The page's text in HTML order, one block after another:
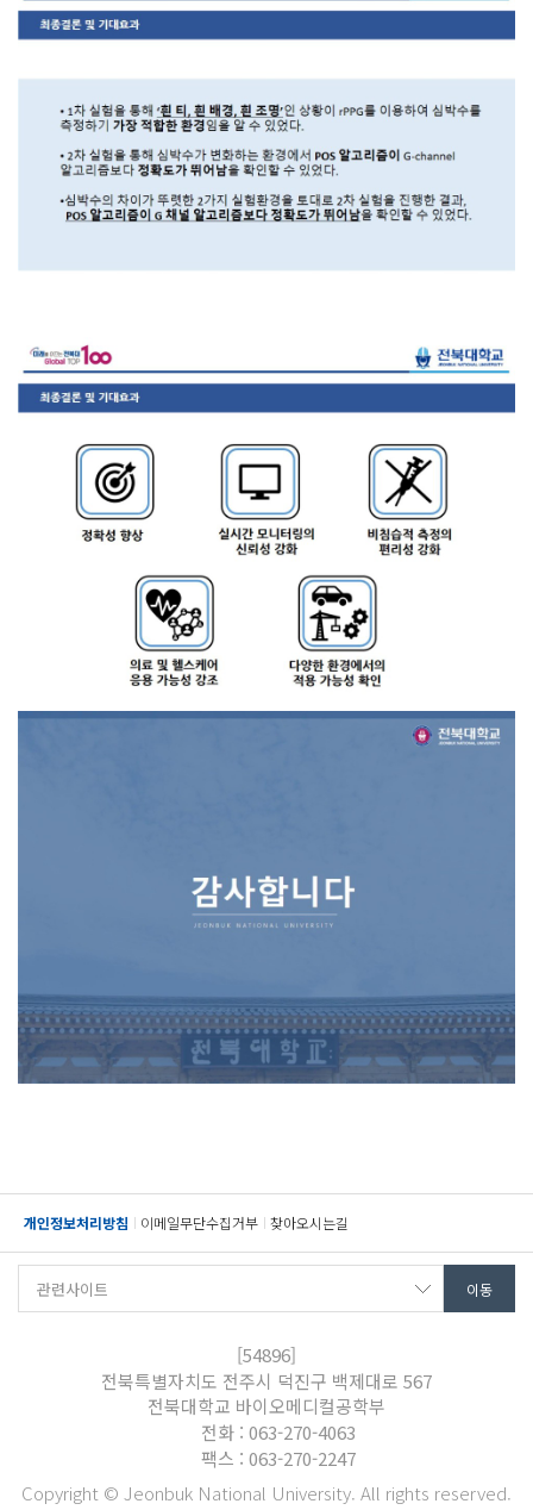
개인정보처리방침 이메일무단수집거부 찾아오시는길
[54896]
전북특별자치도 전주시 덕진구 백제대로 567
전북대학교 바이오메디컬공학부
전화 : 063-270-4063
팩스 : 063-270-2247
Copyright © Jeonbuk National University. All rights reserved.